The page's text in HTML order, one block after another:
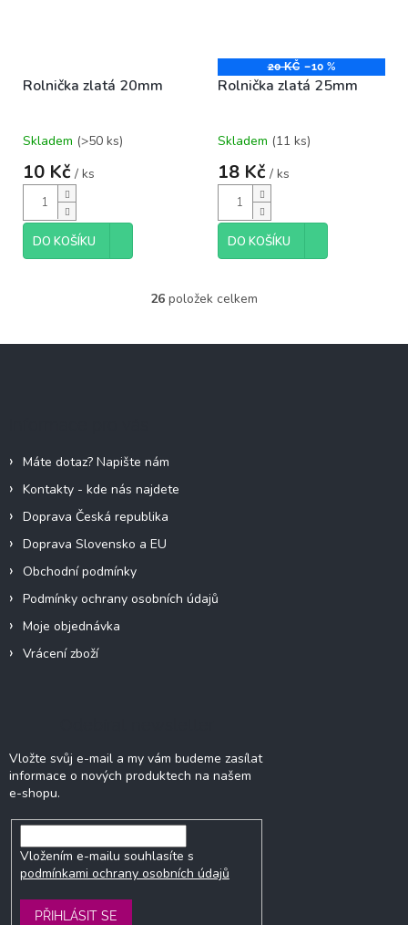
Rolnička zlatá 20mm
Skladem (>50 ks)
10 Kč / ks
DO KOŠÍKU
20 KČ –10 %
Rolnička zlatá 25mm
Skladem (11 ks)
18 Kč / ks
DO KOŠÍKU
O
l
s
26 položek celkem
Máte dotaz? Napište nám
Kontakty - kde nás najdete
Doprava Česká republika
Doprava Slovensko a EU
Obchodní podmínky
Podmínky ochrany osobních údajů
Moje objednávka
Vrácení zboží
Vložte svůj e-mail a my vám budeme zasílat
informace o nových produktech na našem
e-shopu.
Vložením e-mailu souhlasíte s
podmínkami ochrany osobních údajů
PŘIHLÁSIT SE